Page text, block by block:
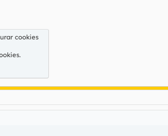
cookies
.